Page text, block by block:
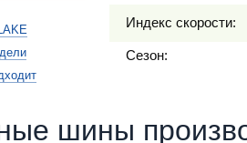
Индекс скорости:
Сезон:
шины